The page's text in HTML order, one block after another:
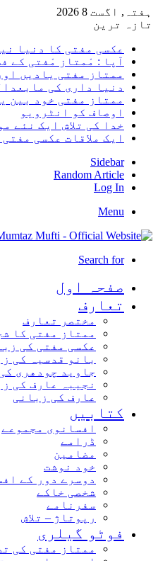
ہفتہ, اگست 8 2026
تازہ ترین
عکسی مفتی کا دنیا
آپا : مْمتاز مْفتی کے
ممتاز مفتی یادیں
دنیا داری کی
ممتاز مفتی خود بین
اوصاف کو انٹرویو
خدا کی تلاش ایک نئے
ایک ملاقات عکسی
Sidebar
Random Article
Log In
Menu
Search for
صفحہ اول
تعارف
مختصر تعارف
ممتاز مفتی کا
عکسی مفتی کی
بانو قدسیہ کی
جاوید چودھری
نجیبہ عارف کی
عارف کی زبانی
کتابیں
افسانوی مجموعے
ڈرامے
مضامین
خود نوشت
دوسرے دور کے
شخصی خاکے
سفرنامے
رپوتاژ – تلاش
فوٹو گیلری
ممتاز مفتی کی